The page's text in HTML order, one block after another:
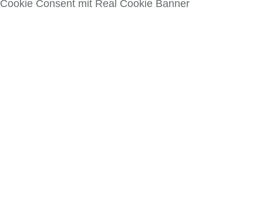
Cookie Consent mit Real Cookie Banner